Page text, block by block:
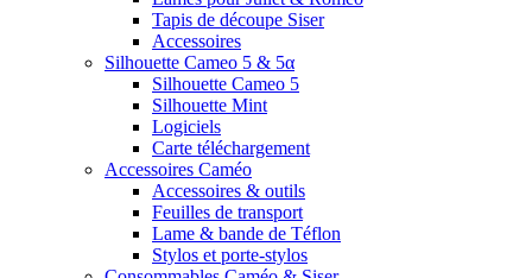
Tapis de découpe Siser
Accessoires
Silhouette Cameo 5 & 5α
Silhouette Cameo 5
Silhouette Mint
Logiciels
Carte téléchargement
Accessoires Caméo
Accessoires & outils
Feuilles de transport
Lame & bande de Téflon
Stylos et porte-stylos